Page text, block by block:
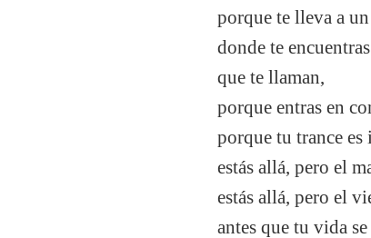
porque te lleva a
donde te
que te llaman,
porque entras en
porque tu trance
estás allá, pero el
estás allá, pero el
antes que tu vida